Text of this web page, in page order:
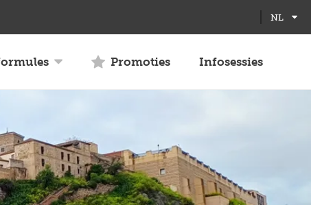
NL
Promoties Infosessies
screen